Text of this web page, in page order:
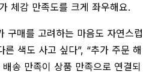
체감 만족도를 크게 좌우해요.
구매를 고려하는 마음도 자연스럽
색도 사고 싶다”, “추가 주문 해
송 만족이 상품 만족으로 연결되